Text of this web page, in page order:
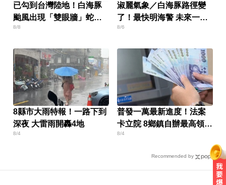
已勾到台灣陸地！白海豚
颱風出現「雙眼牆」蛇行
擺盪
8/8
淑麗氣象／白海豚路徑變
了！最快明海警 未來一週
降雨熱區曝
8/6
8縣市大雨特報！一路下到
深夜 大雷雨開轟4地
8/4
普發一萬最新進度！法案
卡立院 8鄉鎮自辦最高領1
萬
8/4
Recommended by